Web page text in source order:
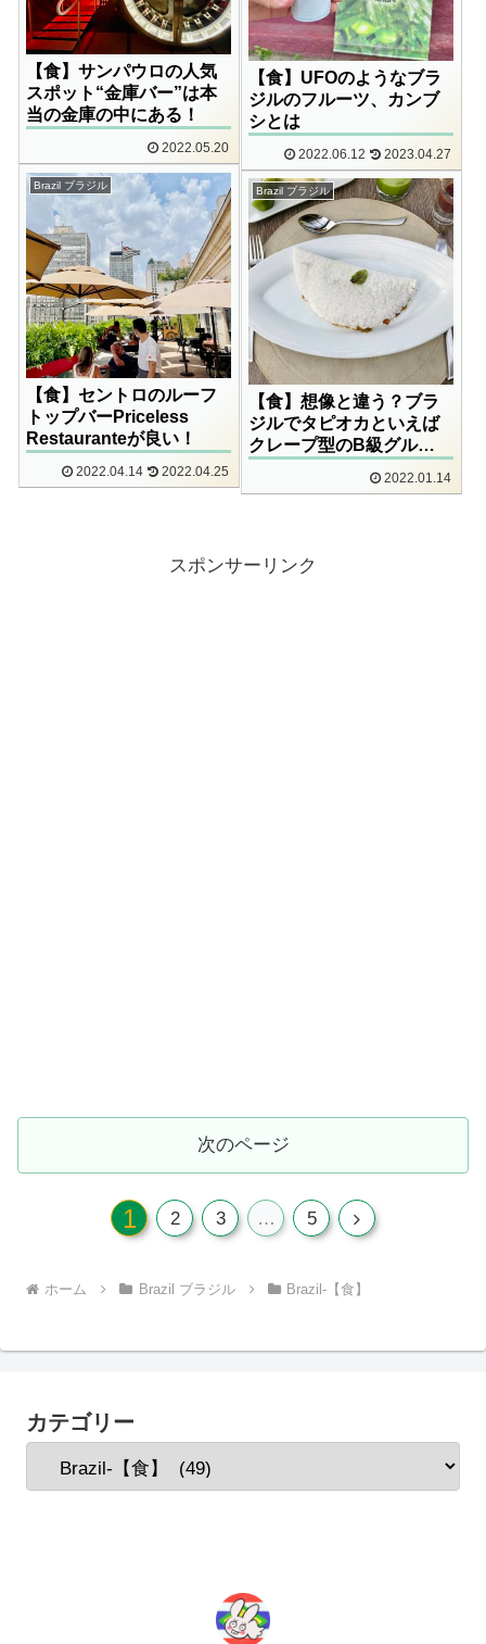
【食】UFOのようなブラ
ジルのフルーツ、カンブ
シとは
2022.06.12 2023.04.27
【食】サンパウロの人気
スポット“金庫バー”は本
当の金庫の中にある！
2022.05.20
Brazil ブラジル
【食】セントロのルーフ
トップバーPriceless
Restauranteが良い！
2022.04.14 2022.04.25
Brazil ブラジル
【食】想像と違う？ブラ
ジルでタピオカといえば
クレープ型のB級グル
2022.01.14
スポンサーリンク
次のページ
1 2 3 … 5
次
ホーム Brazil ブラジル Brazil-【食】
カテゴリー